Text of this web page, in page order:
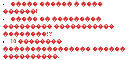
����� ������ � ����
������!
����� �� ���������
��������� �����������
��������!?
10 ��������
���������������� ������
����������.